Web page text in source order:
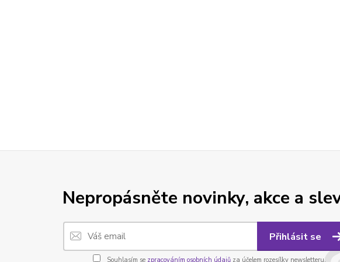
Nepropásněte novinky, akce a
Přihlásit se
Souhlasím se zpracováním osobních údajůza účelem rozesílky newsletteru.